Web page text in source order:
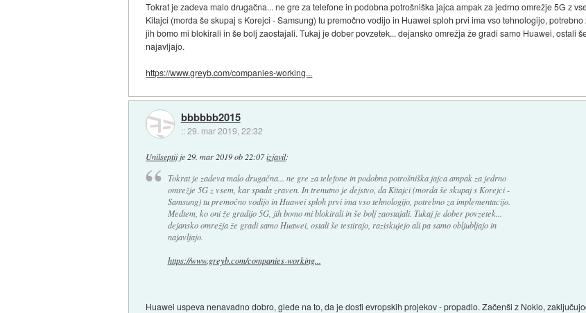
Tokrat je zadeva malo drugačna... ne gre za telefone in podobna potrošniška jajca ampak za jedrno omrežje 5G z
Kitajci (morda še skupaj s Korejci - Samsung) tu premočno vodijo in Huawei sploh prvi ima vso tehnologijo,
jih bomo mi blokirali in še bolj zaostajali. Tukaj je dober povzetek... dejansko omrežja že gradi samo Huawei, ostali
najavljajo.
https://www.greyb.com/companies-working...
bbbbbb2015
::29. mar 2019, 22:32
Unilseptijje29. mar 2019 ob 22:07izjavil:
Tokrat je zadeva malo drugačna... ne gre za telefone in podobna potrošniška jajca ampak za jedrno
omrežje 5G z vsem, kar spada zraven. In trenutno je dejstvo, da Kitajci (morda še skupaj s Korejci -
Samsung) tu premočno vodijo in Huawei sploh prvi ima vso tehnologijo, potrebno za implementacijo.
Medtem, ko oni že gradijo 5G, jih bomo mi blokirali in še bolj zaostajali. Tukaj je dober povzetek...
dejansko omrežja že gradi samo Huawei, ostali še testirajo, raziskujejo ali pa samo obljubljajo in
najavljajo.
https://www.greyb.com/companies-working...
Huawei uspeva nenavadno dobro, glede na to, da je dosti evropskih projekov - propadlo. Začenši z Nokio,